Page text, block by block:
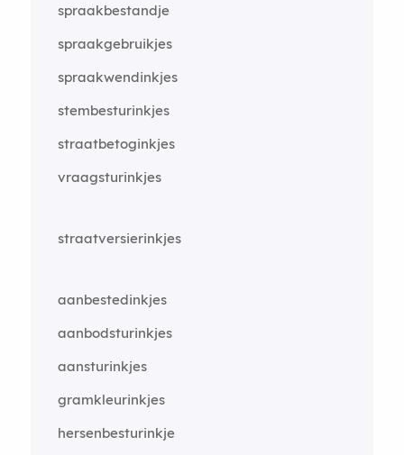
spraakbestandje
spraakgebruikjes
spraakwendinkjes
stembesturinkjes
straatbetoginkjes
vraagsturinkjes
straatversierinkjes
aanbestedinkjes
aanbodsturinkjes
aansturinkjes
gramkleurinkjes
hersenbesturinkje